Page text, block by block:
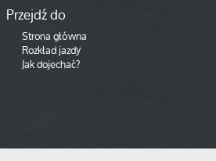
Przejdź do
Strona główna
Rozkład jazdy
Jak dojechać?